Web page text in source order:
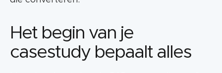
Het begin van je
casestudy bepaalt alles